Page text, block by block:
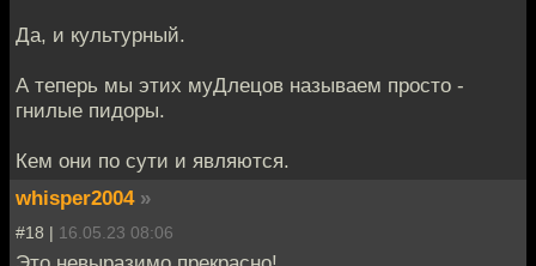
Да, и культурный.
А теперь мы этих муДлецов называем просто -
гнилые пидоры.
Кем они по сути и являются.
whisper2004 »
#18 | 16.05.23 08:06